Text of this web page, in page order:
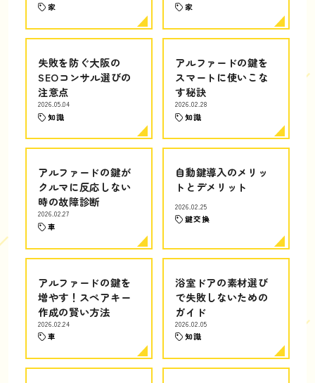
家 家
失敗を防ぐ大阪の
SEOコンサル選びの
注意点
2026.05.04
知識
アルファードの鍵を
スマートに使いこな
す秘訣
2026.02.28
知識
アルファードの鍵が
クルマに反応しない
時の故障診断
2026.02.27
車
自動鍵導入のメリッ
トとデメリット
2026.02.25
鍵交換
アルファードの鍵を
増やす！スペアキー
作成の賢い方法
2026.02.24
車
浴室ドアの素材選び
で失敗しないための
ガイド
2026.02.05
知識